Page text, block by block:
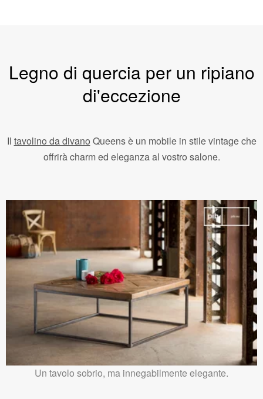
Legno di quercia per un ripiano
di'eccezione
Il tavolino da divano Queens è un mobile in stile vintage che
offrirà charm ed eleganza al vostro salone.
Un tavolo sobrio, ma innegabilmente elegante.